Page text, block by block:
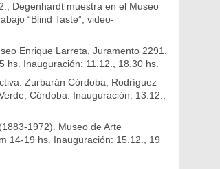
Degenhardt muestra en el Museo
“Blind Taste”, video-
Enrique Larreta, Juramento 2291.
hs. Inauguración: 11.12., 18.30 hs.
Zurbarán Córdoba, Rodríguez
Córdoba. Inauguración: 13.12.,
1972). Museo de Arte
14-19 hs. Inauguración: 15.12., 19